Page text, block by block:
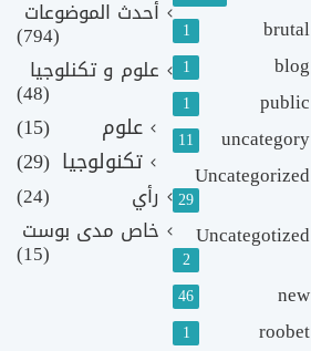
brutal
1
blog
1
public
1
uncategory
11
Uncategorized
29
Uncategotized
2
new
46
roobet
1
أحدث الموضوعات
(794)
علوم و تكنلوجيا
(48)
علوم
(15)
تكنولوجيا (29)
رأي
(24)
خاص مدى بوست
(15)